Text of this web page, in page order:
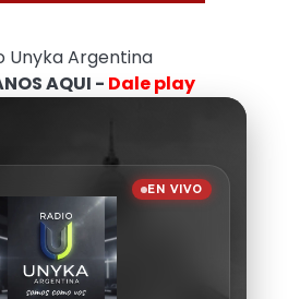
Unyka Argentina
AQUI - Dale play